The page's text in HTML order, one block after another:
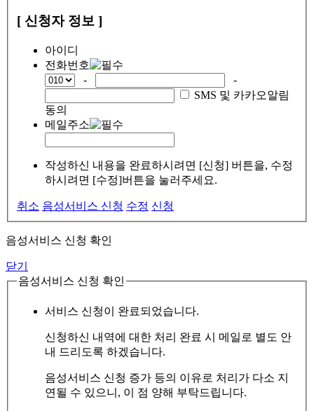
[ 신청자 정보 ]
아이디
전화번호
-
-
SMS 및 카카오알림
동의
메일주소
작성하신 내용을 완료하시려면 [신청] 버튼을, 수정
하시려면 [수정]버튼을 눌러주세요.
취소 음성서비스 신청 수정 신청
음성서비스 신청 확인
닫기
음성서비스 신청 확인
서비스 신청이 완료되었습니다.
신청하신 내역에 대한 처리 완료 시 메일로 별도 안
내 드리도록 하겠습니다.
음성서비스 신청 증가 등의 이유로 처리가 다소 지
연될 수 있으니, 이 점 양해 부탁드립니다.